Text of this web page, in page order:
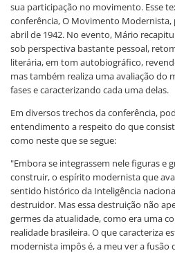
sua participação no movimento. Esse
conferência, O Movimento
abril de 1942. No evento, Mário
sob perspectiva bastante pessoal,
literária, em tom autobiográfico,
mas também realiza uma avaliação do
fases e caracterizando cada uma delas.
Em diversos trechos da conferência,
entendimento a respeito do que
como neste que se segue:
"Embora se integrassem nele figuras e
construir, o espírito modernista que
sentido histórico da Inteligência
destruidor. Mas essa destruição não
germes da atualidade, como era uma
realidade brasileira. O que caracteriza
modernista impôs é, a meu ver a fusão